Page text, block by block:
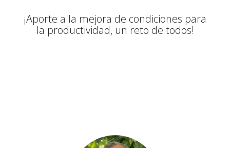
¡Aporte a la mejora de condiciones para
la productividad, un reto de todos!